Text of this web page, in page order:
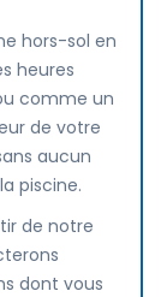
hors-sol en
heures
comme un
de votre
aucun
piscine.
de notre
dont vous